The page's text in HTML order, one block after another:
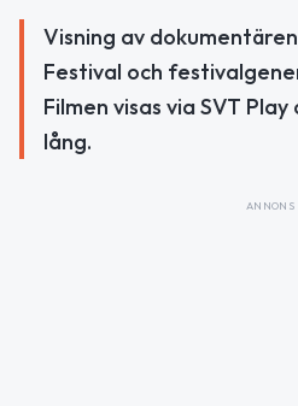
Visning av
Festival och
Filmen visas via SVT
lång.
ANNONS